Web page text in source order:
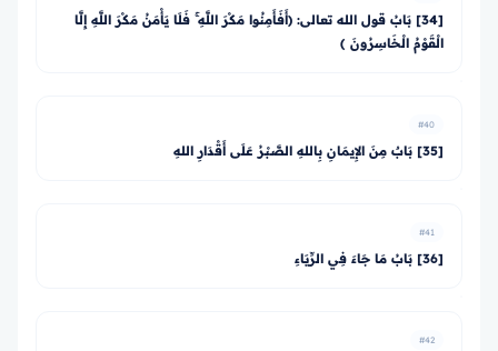
[34] بَابُ قول الله تعالى: ﴿أَفَأَمِنُوا مَكْرَ اللَّهِ ۚ فَلَا يَأْمَنُ مَكْرَ اللَّهِ إِلَّا
الْقَوْمُ الْخَاسِرُونَ ﴾
#40
[35] بَابٌ مِنَ الإِيمَانِ بِاللهِ الصَّبْرُ عَلَى أَقْدَارِ اللهِ
#41
[36] بَابُ مَا جَاءَ فِي الرِّيَاءِ
#42